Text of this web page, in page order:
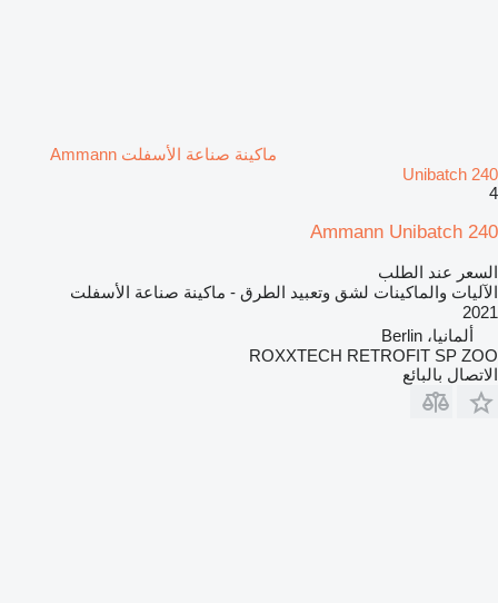
ماكينة صناعة الأسفلت Ammann
Unibatch 240
4
Ammann Unibatch 240
السعر عند الطلب
الآليات والماكينات لشق وتعبيد الطرق - ماكينة صناعة الأسفلت
2021
ألمانيا، Berlin
ROXXTECH RETROFIT SP ZOO
الاتصال بالبائع